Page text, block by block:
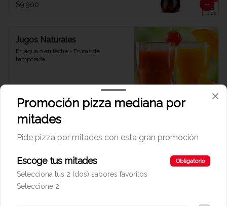
$9.900
Jugos Naturales
En agua o en leche - Frutas de
temporada
Deliciosa y refrescante limonada
$15.900
Promoción pizza mediana por
mitades
Pide pizza por mitades con esta gran promoción
Escoge tus mitades Obligatorio
Selecciona tus 2 (dos) sabores favoritos
Seleccione 2